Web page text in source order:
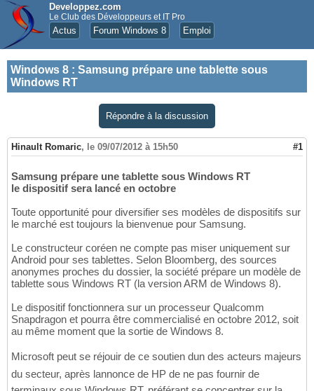
Developpez.com
Le Club des Développeurs et IT Pro
Actus Forum Windows 8 Emploi
Windows 8 : Samsung prépare une tablette sous
Windows RT
Répondre à la discussion
Hinault Romaric, le 09/07/2012 à 15h50 #1
Samsung prépare une tablette sous Windows RT
le dispositif sera lancé en octobre
Toute opportunité pour diversifier ses modèles de dispositifs sur
le marché est toujours la bienvenue pour Samsung.
Le constructeur coréen ne compte pas miser uniquement sur
Android pour ses tablettes. Selon Bloomberg, des sources
anonymes proches du dossier, la société prépare un modèle de
tablette sous Windows RT (la version ARM de Windows 8).
Le dispositif fonctionnera sur un processeur Qualcomm
Snapdragon et pourra être commercialisé en octobre 2012, soit
au même moment que la sortie de Windows 8.
Microsoft peut se réjouir de ce soutien dun des acteurs majeurs
du secteur, après lannonce de HP de ne pas fournir de